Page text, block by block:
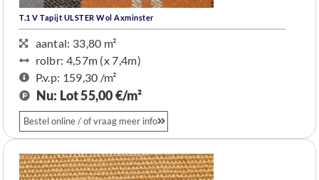
T.1 V Tapijt ULSTER Wol Axminster
aantal: 33,80 m²
rolbr: 4,57m (x 7,4m)
P.v.p: 159,30 /m²
Nu: Lot55,00 €/m²
Bestel online / of vraag meer info